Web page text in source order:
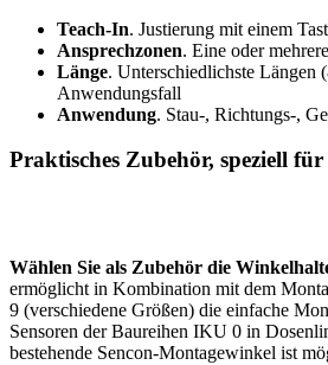
Teach-In. Justierung mit einem
Ansprechzonen. Eine oder
Länge. Unterschiedlichste Längen
Anwendungsfall
Anwendung. Stau-, Richtungs-,
Praktisches Zubehör, speziell
Wählen Sie als Zubehör die
ermöglicht in Kombination mit dem
9 (verschiedene Größen) die einfache
Sensoren der Baureihen IKU 0 in
bestehende Sencon-Montagewinkel ist